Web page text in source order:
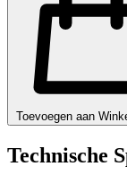
Toevoegen aan
Technische